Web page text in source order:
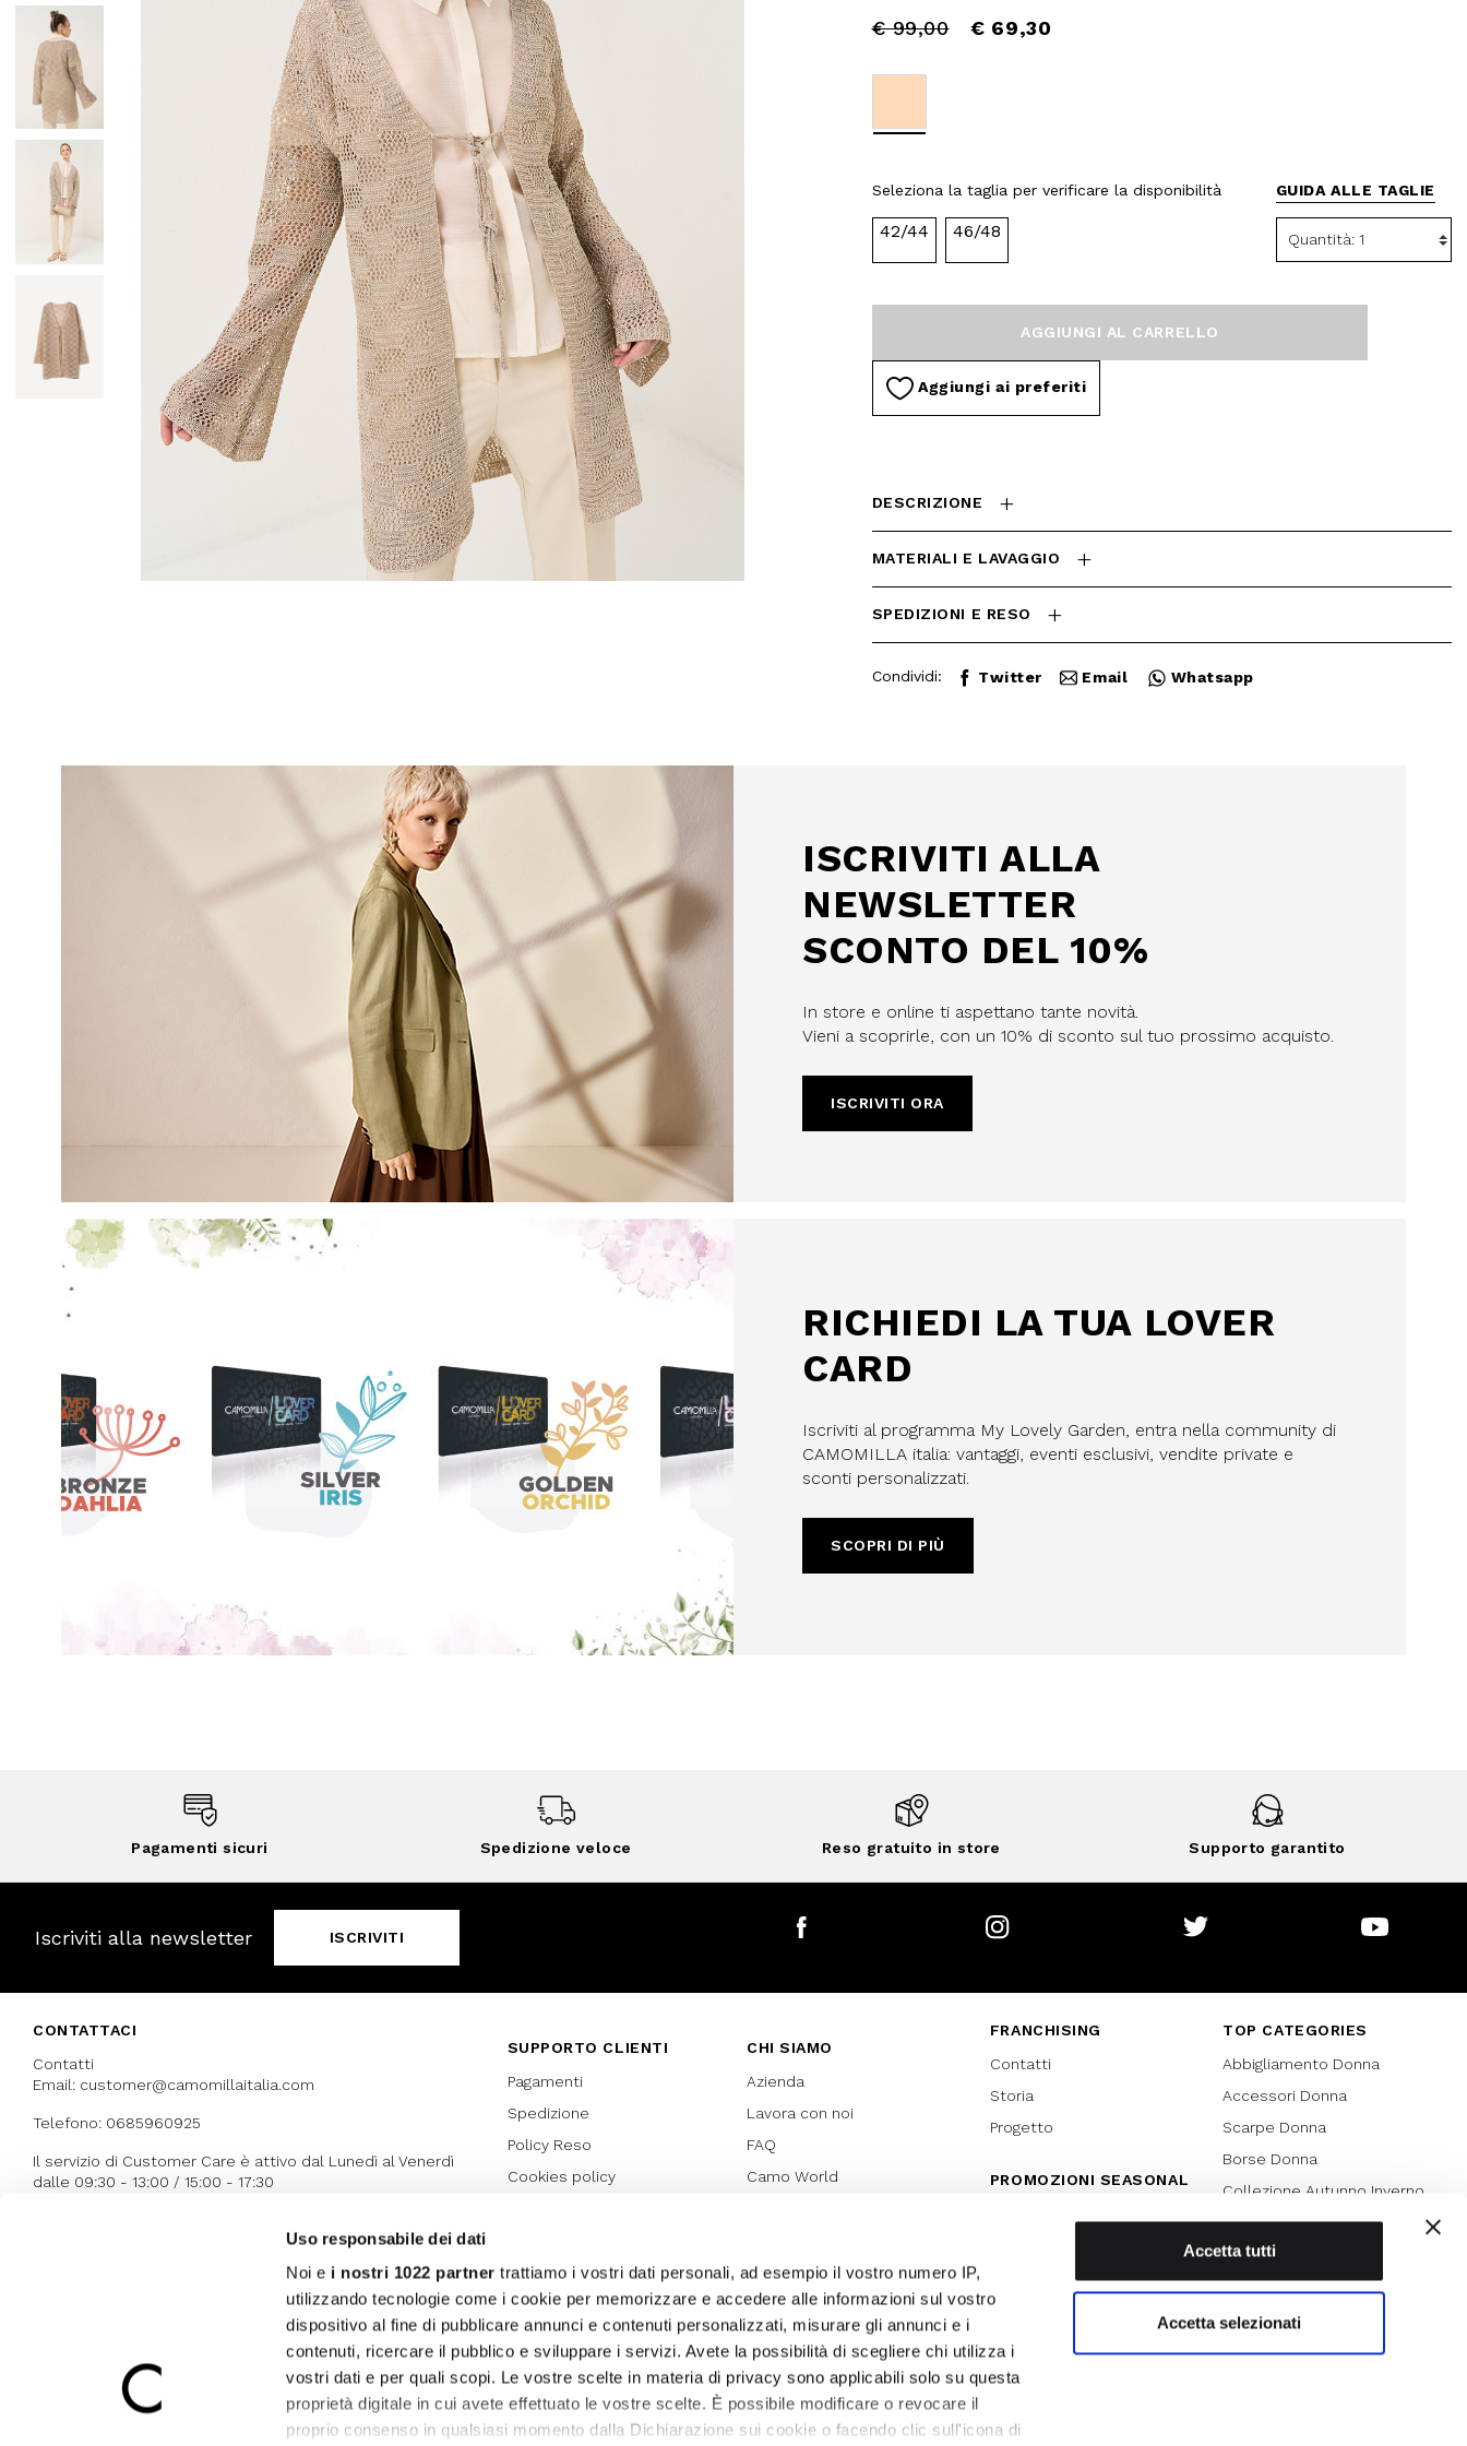
Uso responsabile dei dati
Noi e i nostri 1022 partner trattiamo i vostri dati personali, ad esempio il vostro numero IP,
utilizzando tecnologie come i cookie per memorizzare e accedere alle informazioni sul vostro
dispositivo al fine di pubblicare annunci e contenuti personalizzati, misurare gli annunci e i
contenuti, ricercare il pubblico e sviluppare i servizi. Avete la possibilità di scegliere chi utilizza i
vostri dati e per quali scopi. Le vostre scelte in materia di privacy sono applicabili solo su questa
proprietà digitale in cui avete effettuato le vostre scelte. È possibile modificare o revocare il
proprio consenso in qualsiasi momento dalla Dichiarazione sui cookie o facendo clic sull'icona di
Accetta tutti
Accetta selezionati
Tailleur
Trench
Occhiali da Sole
Ombrelli
Gift box
Price
from
€ 99,00to € 69,30
Seleziona la taglia per verificare la disponibilità GUIDA ALLE TAGLIE
42/44 46/48
AGGIUNGI AL CARRELLO
Aggiungi ai preferiti
DESCRIZIONE
MATERIALI E LAVAGGIO
SPEDIZIONI E RESO
Condividi: Twitter Email Whatsapp
ISCRIVITI ALLA
NEWSLETTER
SCONTO DEL 10%
In store e online ti aspettano tante novità.
Vieni a scoprirle, con un 10% di sconto sul tuo prossimo acquisto.
ISCRIVITI ORA
RICHIEDI LA TUA LOVER
CARD
Iscriviti al programma My Lovely Garden, entra nella community di
CAMOMILLA italia: vantaggi, eventi esclusivi, vendite private e
sconti personalizzati.
SCOPRI DI PIÙ
Pagamenti sicuri Spedizione veloce Reso gratuito in store Supporto garantito
Iscriviti alla newsletter ISCRIVITI
Entra nella Community di Camomilla Italia e accedi
ai nostri consigli e offerte riservate.
Con la creazione del tuo profilo, confermi di aver letto e
compreso la nostra Privacy Policy e il nostro Regolamento
My Lovely Garden e di essere maggiorenne.
QUESTO SITO È PROTETTO DA RECAPTCHA E SI APPLICANO LE NORME SULLA
PRIVACYETERMINI DI SERVIZIOGOOGLE.
CONTATTACI
Contatti
Email: customer@camomillaitalia.com
Telefono: 0685960925
Il servizio di Customer Care è attivo dal Lunedì al Venerdì
dalle 09:30 - 13:00 / 15:00 - 17:30
SUPPORTO CLIENTI
Pagamenti
Spedizione
Policy Reso
Cookies policy
Regolamento Promozioni
Lover Card
Regolamento My Lovely
Garden
Privacy
CHI SIAMO
Azienda
Lavora con noi
FAQ
Camo World
Bilancio di sostenibilità 2022
FRANCHISING
Contatti
Storia
Progetto
PROMOZIONI SEASONAL
Armocromia
TOP CATEGORIES
Abbigliamento Donna
Accessori Donna
Scarpe Donna
Borse Donna
Collezione Autunno Inverno
Collezione Primavera Estate
SPECIAL PROMOTION
Saldi
Saldi 70%
Saldi 60%